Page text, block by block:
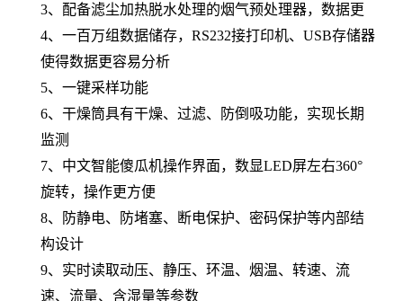
3、配备滤尘加热脱水处理的烟气预处理器，数据更
4、一百万组数据储存，RS232接打印机、USB存储器
使得数据更容易分析
5、一键采样功能
6、干燥筒具有干燥、过滤、防倒吸功能，实现长期
监测
7、中文智能傻瓜机操作界面，数显LED屏左右360°
旋转，操作更方便
8、防静电、防堵塞、断电保护、密码保护等内部结
构设计
9、实时读取动压、静压、环温、烟温、转速、流
速、流量、含湿量等参数